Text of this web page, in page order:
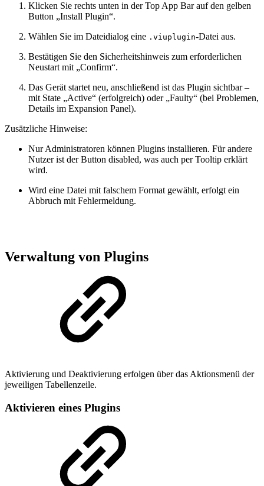
Klicken Sie rechts unten in der Top App Bar auf den gelben
Button „Install Plugin“.
Wählen Sie im Dateidialog eine .viuplugin-Datei aus.
Bestätigen Sie den Sicherheitshinweis zum erforderlichen
Neustart mit „Confirm“.
Das Gerät startet neu, anschließend ist das Plugin sichtbar –
mit State „Active“ (erfolgreich) oder „Faulty“ (bei Problemen,
Details im Expansion Panel).
Zusätzliche Hinweise:
Nur Administratoren können Plugins installieren. Für andere
Nutzer ist der Button disabled, was auch per Tooltip erklärt
wird.
Wird eine Datei mit falschem Format gewählt, erfolgt ein
Abbruch mit Fehlermeldung.
Verwaltung von Plugins
Aktivierung und Deaktivierung erfolgen über das Aktionsmenü der
jeweiligen Tabellenzeile.
Aktivieren eines Plugins